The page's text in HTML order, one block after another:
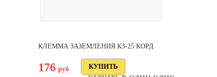
КЛЕММА ЗАЗЕМЛЕНИЯ КЗ-25 КОРД
176 руб